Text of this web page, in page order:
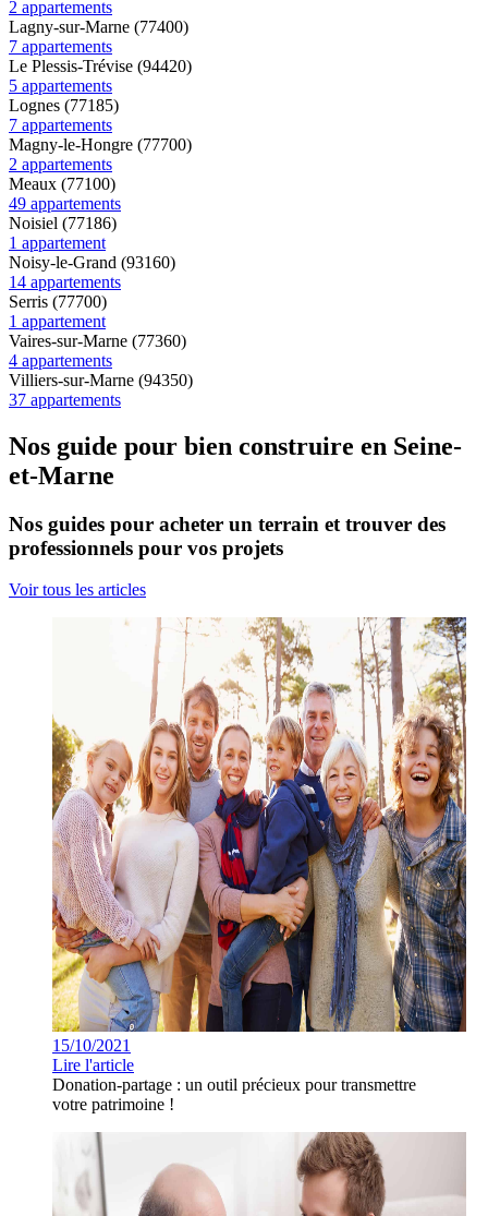
2 appartements
Lagny-sur-Marne (77400)
7 appartements
Le Plessis-Trévise (94420)
5 appartements
Lognes (77185)
7 appartements
Magny-le-Hongre (77700)
2 appartements
Meaux (77100)
49 appartements
Noisiel (77186)
1 appartement
Noisy-le-Grand (93160)
14 appartements
Serris (77700)
1 appartement
Vaires-sur-Marne (77360)
4 appartements
Villiers-sur-Marne (94350)
37 appartements
Nos guide pour bien construire en Seine-
et-Marne
Nos guides pour acheter un terrain et trouver des
professionnels pour vos projets
Voir tous les articles
15/10/2021
Lire l'article
Donation-partage : un outil précieux pour transmettre
votre patrimoine !